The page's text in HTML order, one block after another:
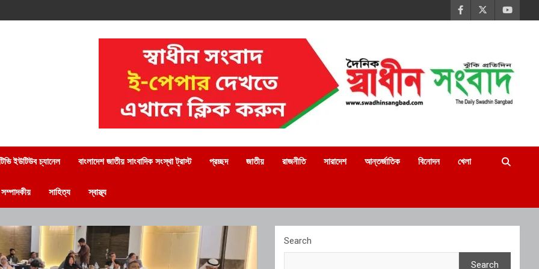
ইউটিউব চ্যানেল বাংলাদেশ জাতীয় সাংবাদিক সংস্থা ট্রাস্ট প্রচ্ছদ জাতীয় রাজনীতি সারাদেশ আন্তর্জাতিক বিনোদন খেলা
সম্পাদকীয় সাহিত্য স্বাস্থ্য
Search
Search